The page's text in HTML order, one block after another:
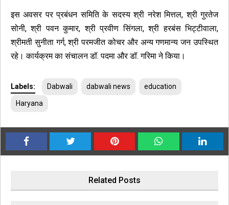
इस अवसर पर प्रबंधन समिति के सदस्य श्री नरेश मित्तल, श्री गुरतेज
सोनी, श्री पवन कुमार, श्री प्रवीण सिंगला, श्री हरबंस भिट्टीवाला,
श्रीमती सुनीता गर्ग, श्री परमजीत कोचर और अन्य गणमान्य जन उपस्थित
रहे। कार्यक्रम का संचालन डॉ. पदमा और डॉ. गरिमा ने किया।
Labels: Dabwali dabwali news education
Haryana
Related Posts